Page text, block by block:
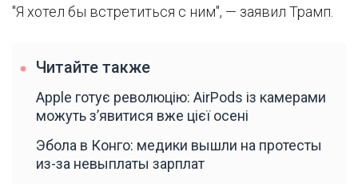
"Я хотел бы встретиться с ним", — заявил Трамп.
Читайте также
Apple готує революцію: AirPods із камерами
можуть з’явитися вже цієї осені
Эбола в Конго: медики вышли на протесты
из-за невыплаты зарплат